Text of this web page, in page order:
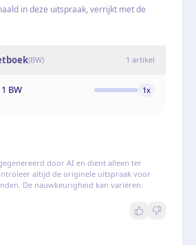
in deze uitspraak, verrijkt met de
(BW) 1 artikel
BW 1x
door AI en dient alleen ter
altijd de originele uitspraak voor
De nauwkeurigheid kan variëren.